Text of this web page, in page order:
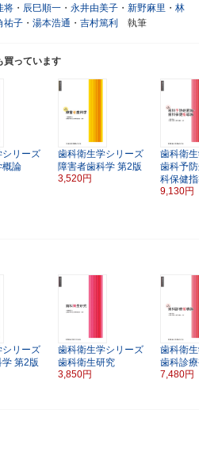
将 ・ 辰巳順一 ・ 永井由美子 ・ 新野麻里 ・ 林
祐子 ・ 湯本浩通 ・ 吉村篤利 執筆
買っています
リーズ
概論
歯科衛生学シリーズ
障害者歯科学 第2版
3,520円
歯科衛
歯科予
科保健
9,130円
リーズ
学 第2版
歯科衛生学シリーズ
歯科衛生研究
3,850円
歯科衛
歯科診
7,480円